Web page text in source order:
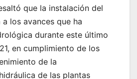
que la instalación del
los avances que ha
durante este último
en cumplimiento de los
de la
de las plantas